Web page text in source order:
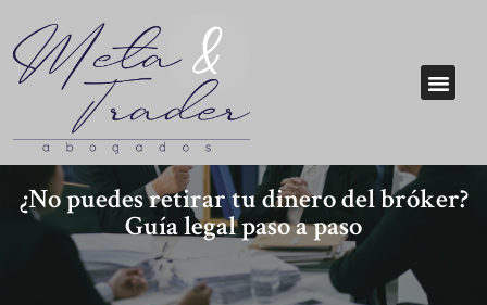
¿No puedes retirar tu dinero del bróker?
Guía legal paso a paso